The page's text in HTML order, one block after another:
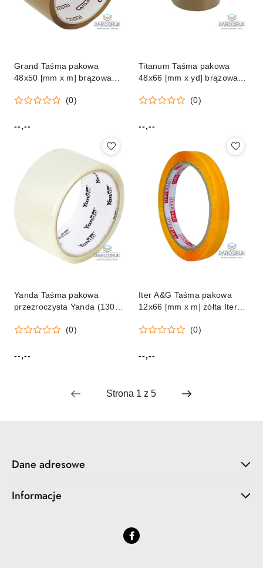
Grand Taśma pakowa
48x50 [mm x m] brązowa
(0)
Cena:
--,--
Titanum Taśma pakowa
48x66 [mm x yd] brązowa
(0)
Cena:
--,--
Yanda Taśma pakowa
przezroczysta Yanda (130-
(0)
Cena:
--,--
Iter A&G Taśma pakowa
12x66 [mm x m] żółta Iter
(0)
Cena:
--,--
Dane adresowe
Informacje